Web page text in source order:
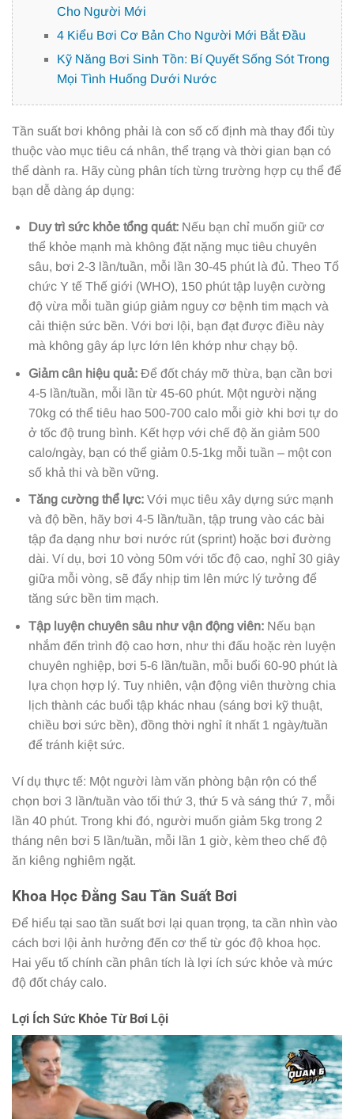
Cho Người Mới
4 Kiểu Bơi Cơ Bản Cho Người Mới Bắt Đầu
Kỹ Năng Bơi Sinh Tồn: Bí Quyết Sống Sót Trong
Mọi Tình Huống Dưới Nước
Tần suất bơi không phải là con số cố định mà thay đổi tùy
thuộc vào mục tiêu cá nhân, thể trạng và thời gian bạn có
thể dành ra. Hãy cùng phân tích từng trường hợp cụ thể để
bạn dễ dàng áp dụng:
Duy trì sức khỏe tổng quát:Nếu bạn chỉ muốn giữ cơ
thể khỏe mạnh mà không đặt nặng mục tiêu chuyên
sâu, bơi 2-3 lần/tuần, mỗi lần 30-45 phút là đủ. Theo Tổ
chức Y tế Thế giới (WHO), 150 phút tập luyện cường
độ vừa mỗi tuần giúp giảm nguy cơ bệnh tim mạch và
cải thiện sức bền. Với bơi lội, bạn đạt được điều này
mà không gây áp lực lớn lên khớp như chạy bộ.
Giảm cân hiệu quả:Để đốt cháy mỡ thừa, bạn cần bơi
4-5 lần/tuần, mỗi lần từ 45-60 phút. Một người nặng
70kg có thể tiêu hao 500-700 calo mỗi giờ khi bơi tự do
ở tốc độ trung bình. Kết hợp với chế độ ăn giảm 500
calo/ngày, bạn có thể giảm 0.5-1kg mỗi tuần – một con
số khả thi và bền vững.
Tăng cường thể lực:Với mục tiêu xây dựng sức mạnh
và độ bền, hãy bơi 4-5 lần/tuần, tập trung vào các bài
tập đa dạng như bơi nước rút (sprint) hoặc bơi đường
dài. Ví dụ, bơi 10 vòng 50m với tốc độ cao, nghỉ 30 giây
giữa mỗi vòng, sẽ đẩy nhịp tim lên mức lý tưởng để
tăng sức bền tim mạch.
Tập luyện chuyên sâu như vận động viên:Nếu bạn
nhắm đến trình độ cao hơn, như thi đấu hoặc rèn luyện
chuyên nghiệp, bơi 5-6 lần/tuần, mỗi buổi 60-90 phút là
lựa chọn hợp lý. Tuy nhiên, vận động viên thường chia
lịch thành các buổi tập khác nhau (sáng bơi kỹ thuật,
chiều bơi sức bền), đồng thời nghỉ ít nhất 1 ngày/tuần
để tránh kiệt sức.
Ví dụ thực tế: Một người làm văn phòng bận rộn có thể
chọn bơi 3 lần/tuần vào tối thứ 3, thứ 5 và sáng thứ 7, mỗi
lần 40 phút. Trong khi đó, người muốn giảm 5kg trong 2
tháng nên bơi 5 lần/tuần, mỗi lần 1 giờ, kèm theo chế độ
ăn kiêng nghiêm ngặt.
Khoa Học Đằng Sau Tần Suất Bơi
Để hiểu tại sao tần suất bơi lại quan trọng, ta cần nhìn vào
cách bơi lội ảnh hưởng đến cơ thể từ góc độ khoa học.
Hai yếu tố chính cần phân tích là lợi ích sức khỏe và mức
độ đốt cháy calo.
Lợi Ích Sức Khỏe Từ Bơi Lội